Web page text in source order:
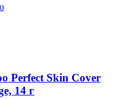
Perfect Skin Cover
14 г